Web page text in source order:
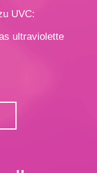
UVC:
ultraviolette